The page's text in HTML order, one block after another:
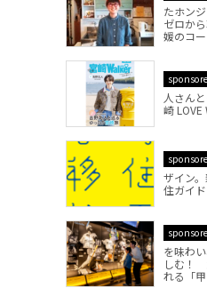
たホン
ゼロか
媛のコ
人さん
崎 LOVE
ザイン
住ガイ
を味わ
しむ！
れる「甲